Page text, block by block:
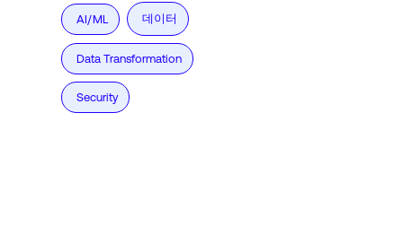
AI/ML 데이터
Data Transformation
Security